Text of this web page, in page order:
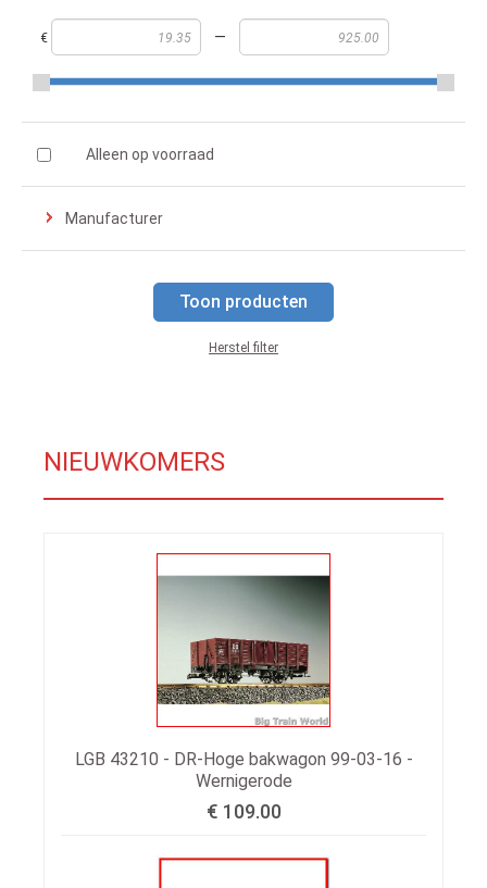
€ —
Alleen op voorraad
Manufacturer
Toon producten
Herstel filter
NIEUWKOMERS
LGB 43210 - DR-Hoge bakwagon 99-03-16 -
Wernigerode
€ 109.00